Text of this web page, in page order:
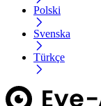
Polski
Svenska
Türkçe